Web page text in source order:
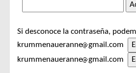
Si desconoce la contraseña,
krummenaueranne
gmail.com
krummenaueranne
gmail.com